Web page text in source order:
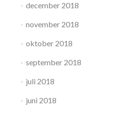
december 2018
november 2018
oktober 2018
september 2018
juli 2018
juni 2018